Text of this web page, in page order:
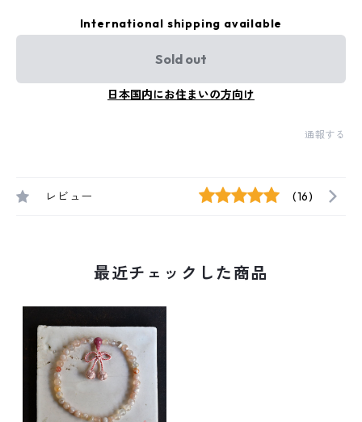
International shipping available
Sold out
日本国内にお住まいの方向け
通報する
レビュー (16)
最近チェックした商品